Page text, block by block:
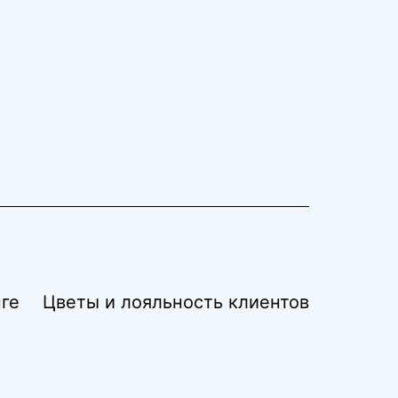
Цветы и лояльность клиентов